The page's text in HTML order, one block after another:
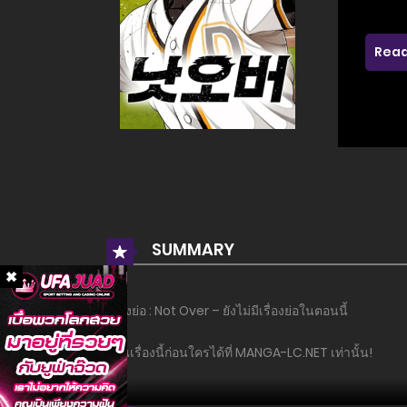
SUMMARY
เรื่องย่อ : Not Over – ยังไม่มีเรื่องย่อในตอนนี้
อ่านเรื่องนี้ก่อนใครได้ที่ MANGA-LC.NET เท่านั้น!